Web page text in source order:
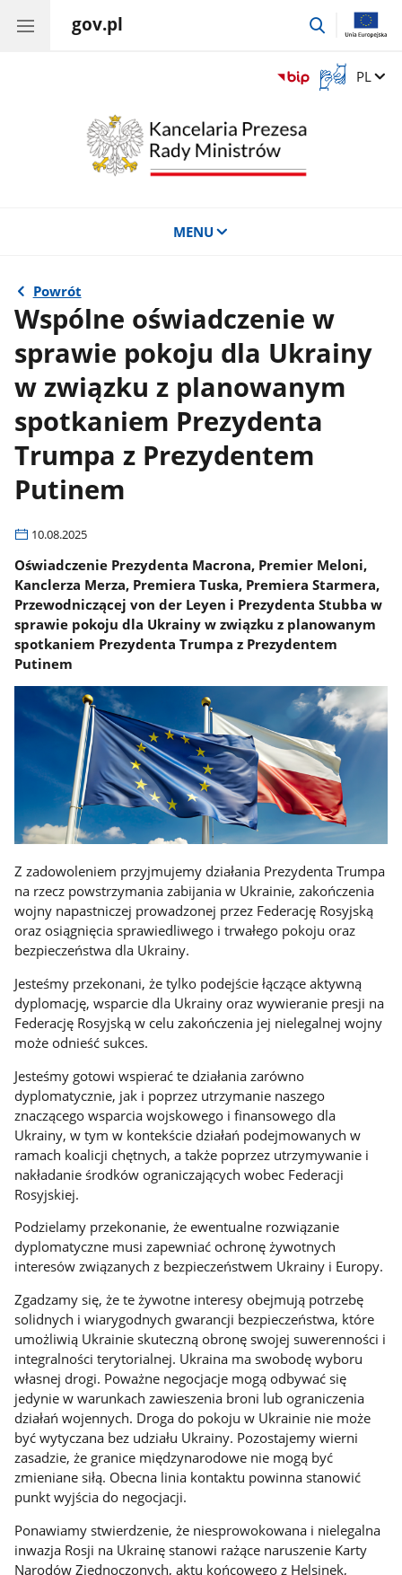
gov.pl
przejdź
Otwórz
okno
Zmień
PL
MENU
Powrót
Wspólne oświadczenie w
sprawie pokoju dla Ukrainy
w związku z planowanym
spotkaniem Prezydenta
Trumpa z Prezydentem
Putinem
10.08.2025
Oświadczenie Prezydenta Macrona, Premier Meloni,
Kanclerza Merza, Premiera Tuska, Premiera Starmera,
Przewodniczącej von der Leyen i Prezydenta Stubba w
sprawie pokoju dla Ukrainy w związku z planowanym
spotkaniem Prezydenta Trumpa z Prezydentem
Putinem
Z zadowoleniem przyjmujemy działania Prezydenta Trumpa
na rzecz powstrzymania zabijania w Ukrainie, zakończenia
wojny napastniczej prowadzonej przez Federację Rosyjską
oraz osiągnięcia sprawiedliwego i trwałego pokoju oraz
bezpieczeństwa dla Ukrainy.
Jesteśmy przekonani, że tylko podejście łączące aktywną
dyplomację, wsparcie dla Ukrainy oraz wywieranie presji na
Federację Rosyjską w celu zakończenia jej nielegalnej wojny
może odnieść sukces.
Jesteśmy gotowi wspierać te działania zarówno
dyplomatycznie, jak i poprzez utrzymanie naszego
znaczącego wsparcia wojskowego i finansowego dla
Ukrainy, w tym w kontekście działań podejmowanych w
ramach koalicji chętnych, a także poprzez utrzymywanie i
nakładanie środków ograniczających wobec Federacji
Rosyjskiej.
Podzielamy przekonanie, że ewentualne rozwiązanie
dyplomatyczne musi zapewniać ochronę żywotnych
interesów związanych z bezpieczeństwem Ukrainy i Europy.
Zgadzamy się, że te żywotne interesy obejmują potrzebę
solidnych i wiarygodnych gwarancji bezpieczeństwa, które
umożliwią Ukrainie skuteczną obronę swojej suwerenności i
integralności terytorialnej. Ukraina ma swobodę wyboru
własnej drogi. Poważne negocjacje mogą odbywać się
jedynie w warunkach zawieszenia broni lub ograniczenia
działań wojennych. Droga do pokoju w Ukrainie nie może
być wytyczana bez udziału Ukrainy. Pozostajemy wierni
zasadzie, że granice międzynarodowe nie mogą być
zmieniane siłą. Obecna linia kontaktu powinna stanowić
punkt wyjścia do negocjacji.
Ponawiamy stwierdzenie, że niesprowokowana i nielegalna
inwazja Rosji na Ukrainę stanowi rażące naruszenie Karty
Narodów Zjednoczonych, aktu końcowego z Helsinek,